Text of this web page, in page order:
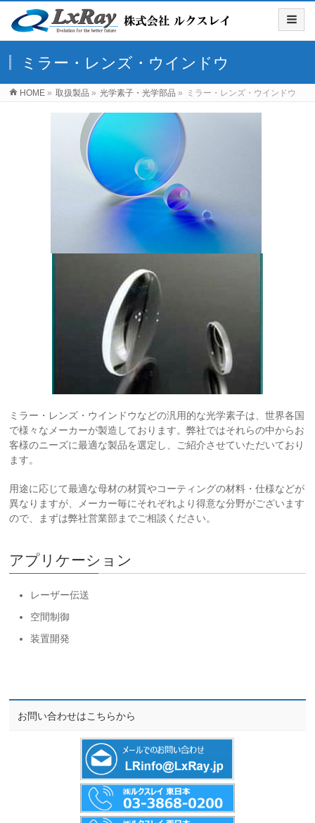
ミラー・レンズ・ウインドウ
HOME » 取扱製品 » 光学素子・光学部品 » ミラー・レンズ・ウインドウ
ミラー・レンズ・ウインドウなどの汎用的な光学素子は、世界各国
で様々なメーカーが製造しております。弊社ではそれらの中からお
客様のニーズに最適な製品を選定し、ご紹介させていただいており
ます。
用途に応じて最適な母材の材質やコーティングの材料・仕様などが
異なりますが、メーカー毎にそれぞれより得意な分野がございます
ので、まずは弊社営業部までご相談ください。
アプリケーション
レーザー伝送
空間制御
装置開発
お問い合わせはこちらから